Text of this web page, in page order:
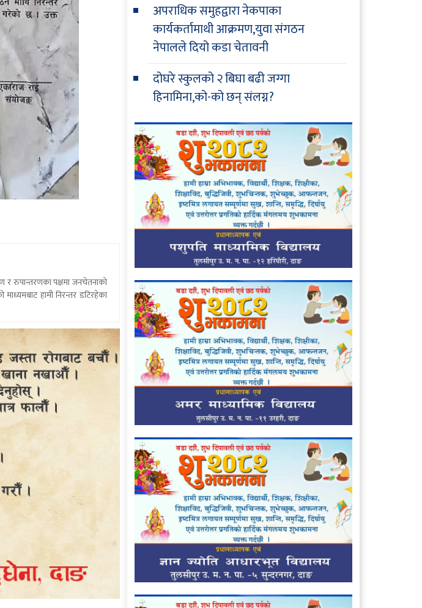
र रुपान्तरणका पक्षमा जनचेतनाको
हामी निरन्तर डटिरहेका
अपराधिक समुहद्वारा नेकपाका
कार्यकर्तामाथी आक्रमण,युवा संगठन
नेपालले दियो कडा चेतावनी
दोघरे स्कुलको २ बिघा बढी जग्गा
हिनामिना,को-को छन् संलग्न?